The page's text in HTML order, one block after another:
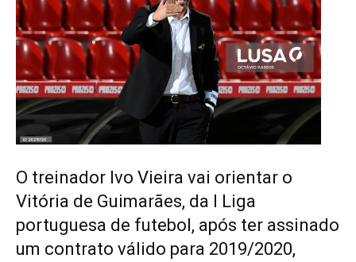
O treinador Ivo Vieira vai orientar o
Vitória de Guimarães, da I Liga
portuguesa de futebol, após ter assinado
um contrato válido para 2019/2020,